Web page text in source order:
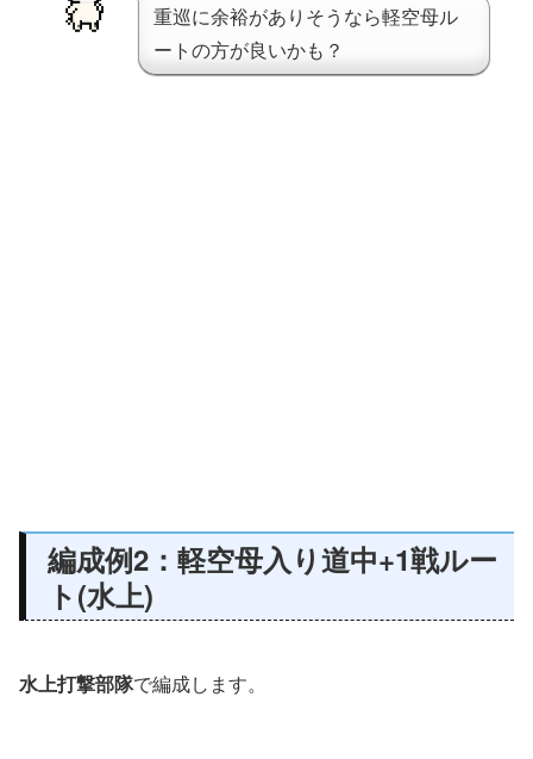
重巡に余裕がありそうなら軽空母ル
ートの方が良いかも？
編成例2：軽空母入り道中+1戦ルー
ト(水上)
水上打撃部隊で編成します。